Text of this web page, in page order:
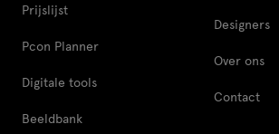
Prijslijst
Pcon Planner
Digitale tools
Beeldbank
Designers
Over ons
Contact